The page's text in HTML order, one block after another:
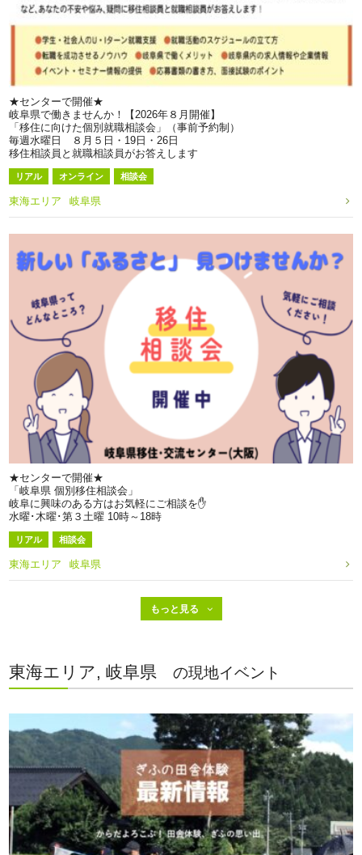
★センターで開催★
岐阜県で働きませんか！【2026年８月開催】
「移住に向けた個別就職相談会」（事前予約制）
毎週水曜日 ８月５日・19日・26日
移住相談員と就職相談員がお答えします
リアル オンライン 相談会
東海エリア 岐阜県
★センターで開催★
「岐阜県 個別移住相談会」
岐阜に興味のある方はお気軽にご相談を✋
水曜･木曜･第３土曜 10時～18時
リアル 相談会
東海エリア 岐阜県
東海エリア, 岐阜県 の現地イベント